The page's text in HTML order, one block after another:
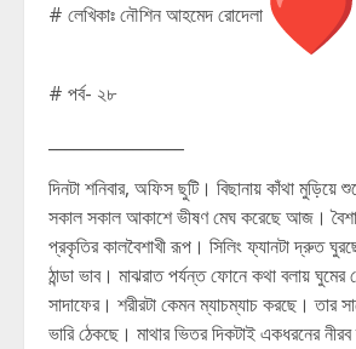
# লেখিকাঃ নৌশিন আহমেদ রোদেলা
# পর্ব- ২৮
দিনটা শনিবার, অফিস ছুটি। বিছানায় কাঁথা মুড়িয়ে
সকাল সকাল আকাশে ভীষণ মেঘ করেছে আজ।
প্রকৃতির কালবৈশাখী রূপ। সিলিং ফ্যানটা দ্রুত
ঠান্ডা ভাব। মাঝরাত পর্যন্ত ফোনে কথা বলায় ঘুমের
সাদাফের। শরীরটা কেমন ম্যাচম্যাচ করছে। তার
ভারি ঠেকছে। মাথার ভিতর দিকটাই একধরনের